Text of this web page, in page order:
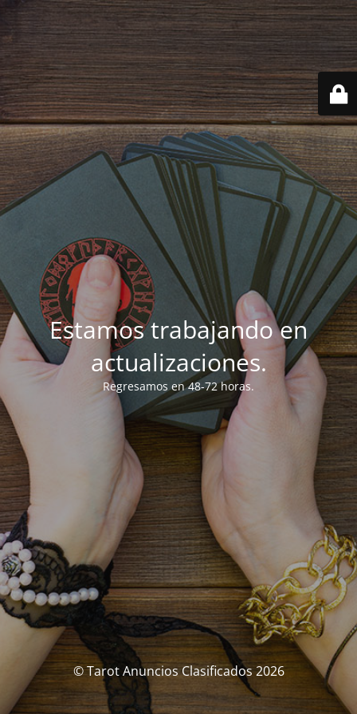
Estamos trabajando en
actualizaciones.
Regresamos en 48-72 horas.
© Tarot Anuncios Clasificados 2026